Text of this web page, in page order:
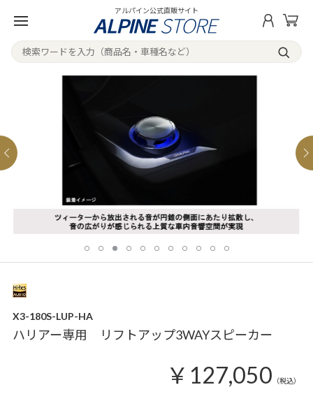
アルパイン公式直販サイト
X3-180S-LUP-HA
ハリアー専用 リフトアップ3WAYスピーカー
￥127,050 （税込）